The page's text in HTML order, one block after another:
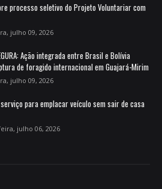
processo seletivo do Projeto Voluntariar com
julho 09, 2026
Ação integrada entre Brasil e Bolívia
de foragido internacional em Guajará-Mirim
julho 09, 2026
para emplacar veículo sem sair de casa
julho 06, 2026